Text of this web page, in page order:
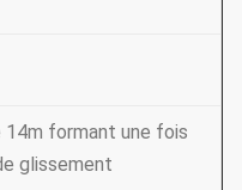
14m formant une fois
glissement